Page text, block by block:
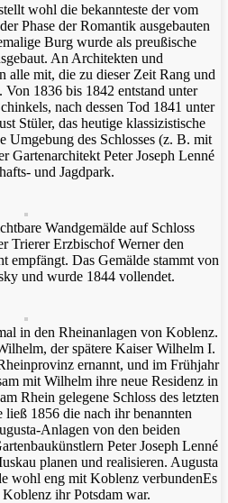
wohl die bekannteste der vom
Phase der Romantik ausgebauten
Burg wurde als preußische
An Architekten und
alle mit, die zu dieser Zeit Rang und
Von 1836 bis 1842 entstand unter
nach dessen Tod 1841 unter
Stüler, das heutige klassizistische
Umgebung des Schlosses (z. B. mit
Gartenarchitekt Peter Joseph Lenné
und Jagdpark.
Wandgemälde auf Schloss
Trierer Erzbischof Werner den
empfängt. Das Gemälde stammt von
und wurde 1844 vollendet.
in den Rheinanlagen von Koblenz.
der spätere Kaiser Wilhelm I.
ernannt, und im Frühjahr
mit Wilhelm ihre neue Residenz in
Rhein gelegene Schloss des letzten
1856 die nach ihr benannten
Anlagen von den beiden
Peter Joseph Lenné
planen und realisieren. Augusta
wohl eng mit Koblenz verbundenEs
ihr Potsdam war.